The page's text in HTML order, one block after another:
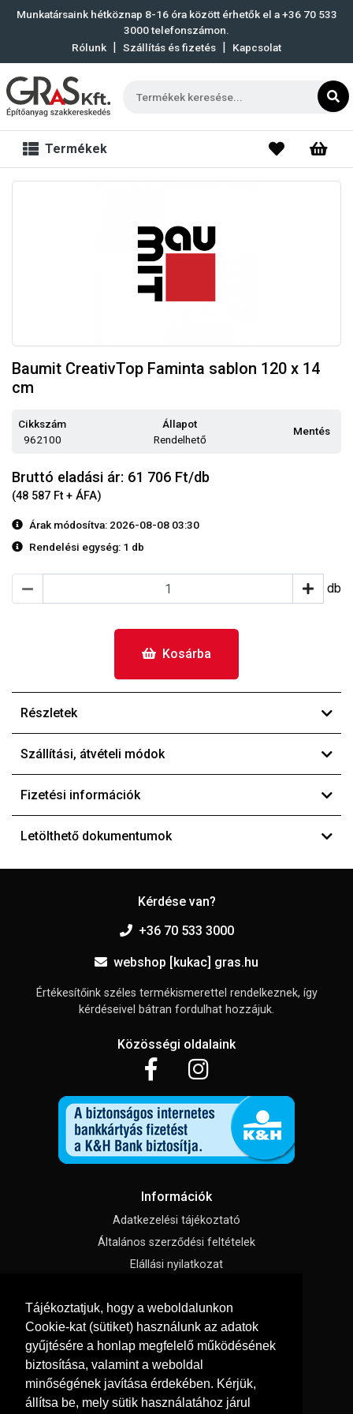
Tájékoztatjuk, hogy a weboldalunkon
Cookie-kat (sütiket) használunk az adatok
gyűjtésére a honlap megfelelő működésének
biztosítása, valamint a weboldal
minőségének javítása érdekében. Kérjük,
állítsa be, mely sütik használatához járul
Munkatársaink hétköznap 8-16 óra között érhetők el a+36 70 533
3000telefonszámon.
Rólunk | Szállítás és fizetés | Kapcsolat
Termékek
Baumit CreativTop Faminta sablon 120 x 14
cm
Cikkszám
962100
Állapot
Rendelhető
Mentés
Bruttó eladási ár: 61 706 Ft/db
(48 587 Ft + ÁFA)
Árak módosítva: 2026-08-08 03:30
Rendelési egység: 1 db
db
Kosárba
Részletek
Szállítási, átvételi módok
Fizetési információk
Letölthető dokumentumok
Kérdése van?
+36 70 533 3000
webshop [kukac] gras.hu
Értékesítőink széles termékismerettel rendelkeznek, így
kérdéseivel bátran fordulhat hozzájuk.
Közösségi oldalaink
Információk
Adatkezelési tájékoztató
Általános szerződési feltételek
Elállási nyilatkozat
Süti beállítások
Menü
Szakmai tippek / Újdonságok
Kapcsolat